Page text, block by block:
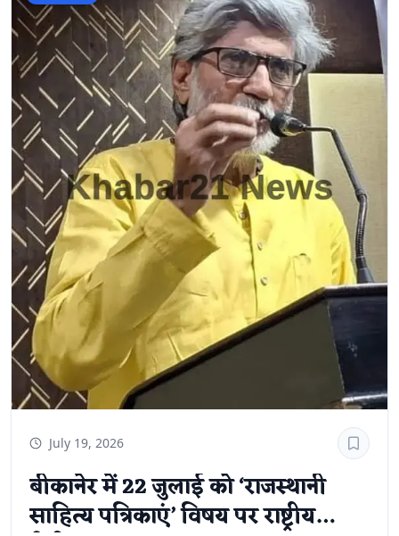
बीच बीकानेर, जोधपुर, जयपुर, अजमेर, उदयपुर, कोटा और भरतपुर
संभाग में मानसून पूरी तरह सक्रिय रहने का अनुमान है। इस दौरान
कई क्षेत्रों में अच्छी बारिश होने की संभावना है।
July 19, 2026
बीकानेर में 22 जुलाई को ‘राजस्थानी
साहित्य पत्रिकाएं’ विषय पर राष्ट्रीय